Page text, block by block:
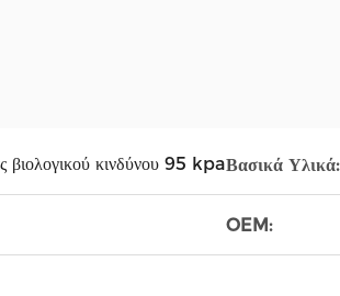
κινδύνου 95 kpaΒασικά Υλικά:
OEM: